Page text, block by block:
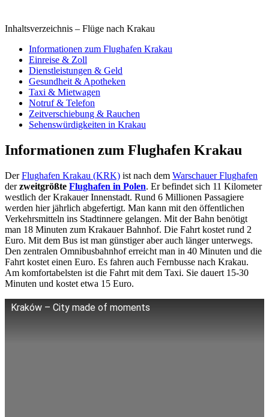
Inhaltsverzeichnis – Flüge nach Krakau
Informationen zum Flughafen Krakau
Einreise & Zoll
Dienstleistungen & Geld
Gesundheit & Apotheken
Taxi & Mietwagen
Notruf & Telefon
Zeitverschiebung & Rauchen
Sehenswürdigkeiten in Krakau
Informationen zum Flughafen Krakau
DerFlughafen Krakau (KRK) ist nach dem Warschauer Flughafen
derzweitgrößte Flughafen in Polen. Er befindet sich 11 Kilometer
westlich der Krakauer Innenstadt. Rund 6 Millionen Passagiere
werden hier jährlich abgefertigt. Man kann mit den öffentlichen
Verkehrsmitteln ins Stadtinnere gelangen. Mit der Bahn benötigt
man 18 Minuten zum Krakauer Bahnhof. Die Fahrt kostet rund 2
Euro. Mit dem Bus ist man günstiger aber auch länger unterwegs.
Den zentralen Omnibusbahnhof erreicht man in 40 Minuten und die
Fahrt kostet einen Euro. Es fahren auch Fernbusse nach Krakau.
Am komfortabelsten ist die Fahrt mit dem Taxi. Sie dauert 15-30
Minuten und kostet etwa 15 Euro.
Kraków – City made of moments